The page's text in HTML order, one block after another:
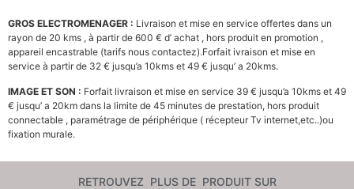
GROS ELECTROMENAGER : Livraison et mise en service offertes dans un
rayon de 20 kms , à partir de 600 € d’ achat , hors produit en promotion ,
appareil encastrable (tarifs nous contactez).Forfait ivraison et mise en
service à partir de 32 € jusqu’a 10kms et 49 € jusqu’ a 20kms.
IMAGE ET SON : Forfait livraison et mise en service 39 € jusqu’a 10kms et 49
€ jusqu’ a 20km dans la limite de 45 minutes de prestation, hors produit
connectable , paramétrage de périphérique ( récepteur Tv internet,etc..)ou
fixation murale.
RETROUVEZ PLUS DE PRODUIT SUR